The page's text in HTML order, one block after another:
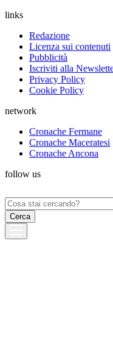
links
Redazione
Licenza sui contenuti
Pubblicità
Iscriviti alla
Privacy Policy
Cookie Policy
network
Cronache Fermane
Cronache Maceratesi
Cronache Ancona
follow us
Ricerca
per: